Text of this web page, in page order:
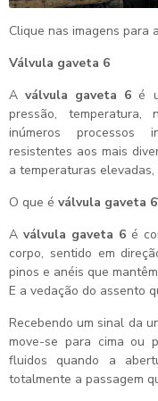
Clique nas imagens para
Válvula gaveta 6
Aválvula gaveta 6 é
pressão,
inúmeros processos
resistentes aos mais
a temperaturas
O que é válvula gaveta 6
A válvula gaveta 6é
corpo, sentido em
pinos e anéis que
E a vedação do assento
Recebendo um sinal da
move-se para cima ou
fluidos quando a
totalmente a passagem